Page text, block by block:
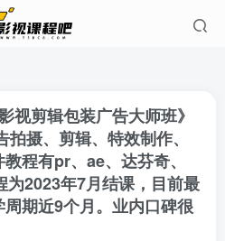
视剪辑包装广告大师班》
摄、剪辑、特效制作、
程有pr、ae、达芬奇、
2023年7月结课，目前最
期近9个月。业内口碑很